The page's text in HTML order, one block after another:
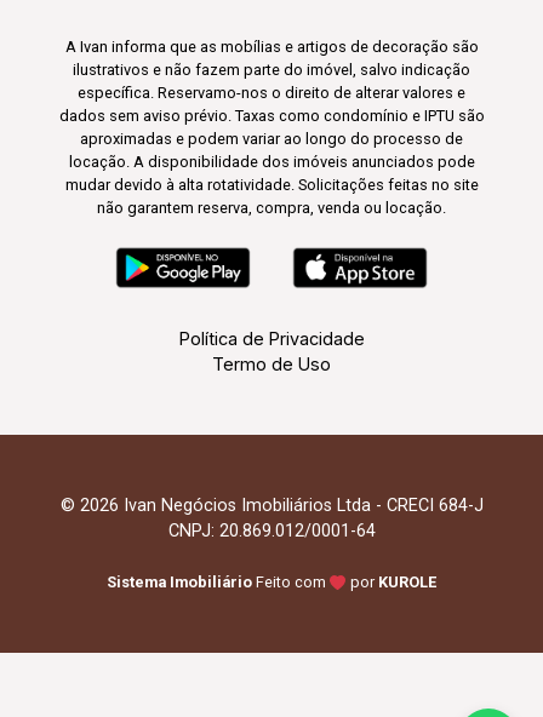
A Ivan informa que as mobílias e artigos de decoração são
ilustrativos e não fazem parte do imóvel, salvo indicação
específica. Reservamo-nos o direito de alterar valores e
dados sem aviso prévio. Taxas como condomínio e IPTU são
aproximadas e podem variar ao longo do processo de
locação. A disponibilidade dos imóveis anunciados pode
mudar devido à alta rotatividade. Solicitações feitas no site
não garantem reserva, compra, venda ou locação.
Política de Privacidade
Termo de Uso
© 2026 Ivan Negócios Imobiliários Ltda - CRECI 684-J
CNPJ: 20.869.012/0001-64
Sistema Imobiliário Feito com por KUROLE